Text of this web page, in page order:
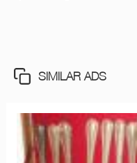
SIMILAR ADS